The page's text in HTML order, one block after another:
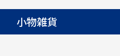
小物雑貨